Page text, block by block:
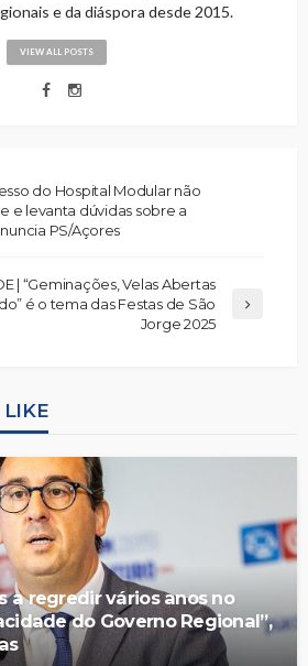
e da diáspora desde 2015.
VIEW ALL POSTS
do Hospital Modular não
e levanta dúvidas sobre a
PS/Açores
| “Geminações, Velas Abertas
é o tema das Festas de São
Jorge 2025
LIKE
a regredir vários anos no
do Governo Regional”,